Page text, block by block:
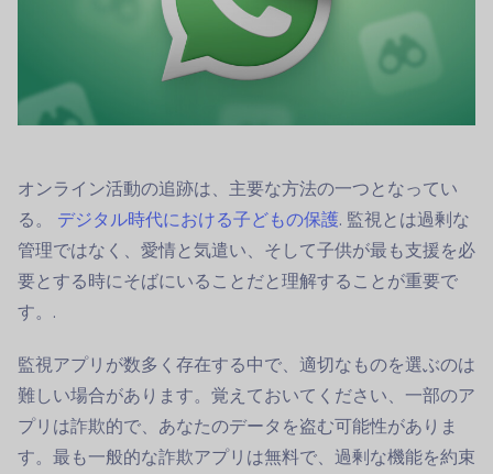
オンライン活動の追跡は、主要な方法の一つとなってい
る。 デジタル時代における子どもの保護. 監視とは過剰な
管理ではなく、愛情と気遣い、そして子供が最も支援を必
要とする時にそばにいることだと理解することが重要で
す。.
監視アプリが数多く存在する中で、適切なものを選ぶのは
難しい場合があります。覚えておいてください、一部のア
プリは詐欺的で、あなたのデータを盗む可能性がありま
す。最も一般的な詐欺アプリは無料で、過剰な機能を約束